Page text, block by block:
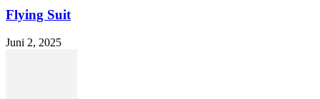
Flying Suit
Juni 2, 2025